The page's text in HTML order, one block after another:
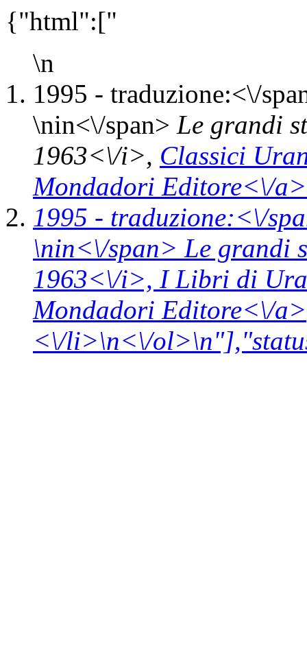
{"html":["
\n
1995 - traduzione:<\/
\nin<\/span> Le grandi
1963<\/i>, Classici
Mondadori Editore<\/
1995 - traduzione:<\/
\nin<\/span> Le grandi
1963<\/i>, I Libri di
Mondadori Editore<\/a>
<\/li>\n<\/